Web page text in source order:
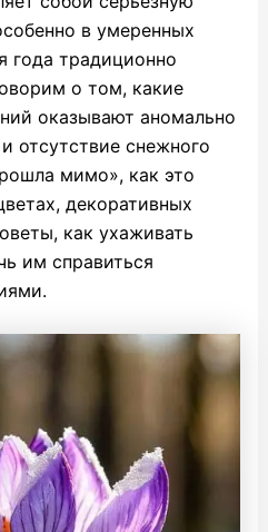
в умеренных
года традиционно
о том, какие
оказывают аномально
отсутствие снежного
мимо», как это
декоративных
как ухаживать
им справиться